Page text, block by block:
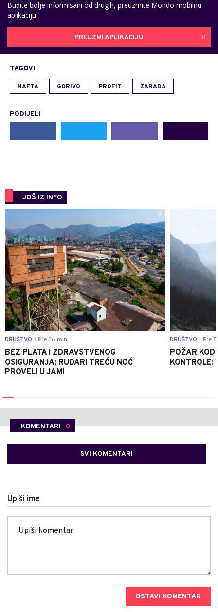
Budite bolje informisani od drugih, preuzmite Mondo mobilnu
aplikaciju
PREUZMI APLIKACIJU
TAGOVI
NAFTA GORIVO PROFIT ZARADA
PODIJELI
JOŠ IZ INFO
0
DRUŠTVO Pre 26 min
BEZ PLATA I ZDRAVSTVENOG
OSIGURANJA: RUDARI TREĆU NOĆ
PROVELI U JAMI
DRUŠTVO Pre
POŽAR KOD
KONTROLE:
KOMENTARI 0
SVI KOMENTARI
Upiši ime
OSTAVI KOMENTAR